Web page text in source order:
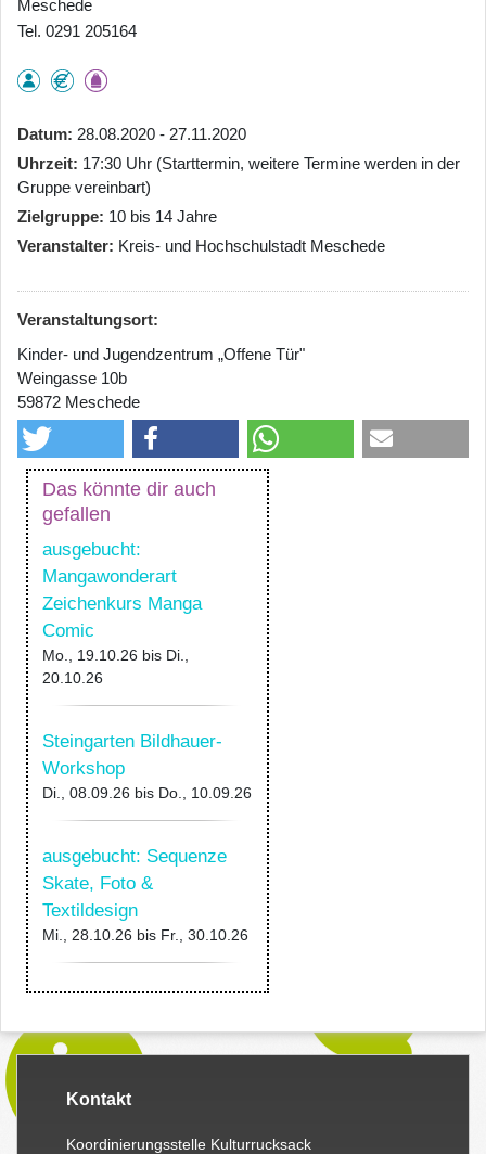
Meschede
Tel. 0291 205164
Datum 28.08.2020 - 27.11.2020
Uhrzeit 17:30 Uhr (Starttermin, weitere Termine werden in der
Gruppe vereinbart)
Zielgruppe 10 bis 14 Jahre
Veranstalter Kreis- und Hochschulstadt Meschede
Veranstaltungsort:
Kinder- und Jugendzentrum „Offene Tür"
Weingasse 10b
59872 Meschede
Das könnte dir auch
gefallen
ausgebucht:
Mangawonderart
Zeichenkurs Manga
Comic
Mo., 19.10.26 bis Di.,
20.10.26
Steingarten Bildhauer-
Workshop
Di., 08.09.26 bis Do., 10.09.26
ausgebucht: Sequenze
Skate, Foto &
Textildesign
Mi., 28.10.26 bis Fr., 30.10.26
Kontakt
Koordinierungsstelle Kulturrucksack